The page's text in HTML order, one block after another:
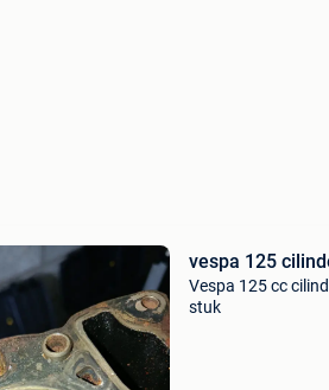
vespa 125
Vespa 125 cc
stuk